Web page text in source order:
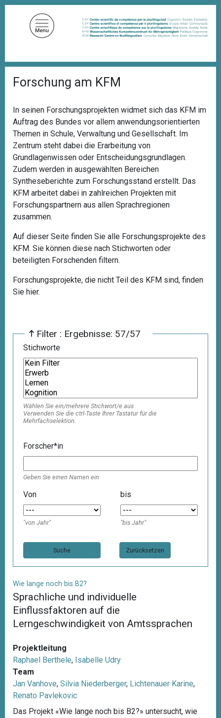
D
f
a
n
a
v
i
g
a
t
i
o
n
Forschung am KFM
In seinen Forschungsprojekten widmet sich das KFM im
Auftrag des Bundes vor allem anwendungsorientierten
Themen in Schule, Verwaltung und Gesellschaft. Im
Zentrum steht dabei die Erarbeitung von
Grundlagenwissen oder Entscheidungsgrundlagen.
Zudem werden in ausgewählten Bereichen
Syntheseberichte zum Forschungsstand erstellt. Das
KFM arbeitet dabei in zahlreichen Projekten mit
Forschungspartnern aus allen Sprachregionen
zusammen.
Auf dieser Seite finden Sie alle Forschungsprojekte des
KFM. Sie können diese nach Stichworten oder
beteiligten Forschenden filtern.
Forschungsprojekte, die nicht Teil des KFM sind, finden
Sie hier.
Filter : Ergebnisse: 57/57
Stichworte
Wählen Sie ein/mehrere Stichwort/e aus
Verwenden Sie die ctrl-Taste Ihrer Tastatur für die
Mehrfachselektion.
Forscher*in
Geben Sie einen Namen ein
Von
"von Jahr"
bis
"bis Jahr"
Zurücksetzen
Wie lange noch bis B2?
Sprachliche und individuelle
Einflussfaktoren auf die
Lerngeschwindigkeit von Amtssprachen
Projektleitung
Raphael Berthele, Isabelle Udry
Team
Jan Vanhove, Silvia Niederberger, Lichtenauer Karine,
Renato Pavlekovic
Das Projekt «Wie lange noch bis B2?» untersucht, wie